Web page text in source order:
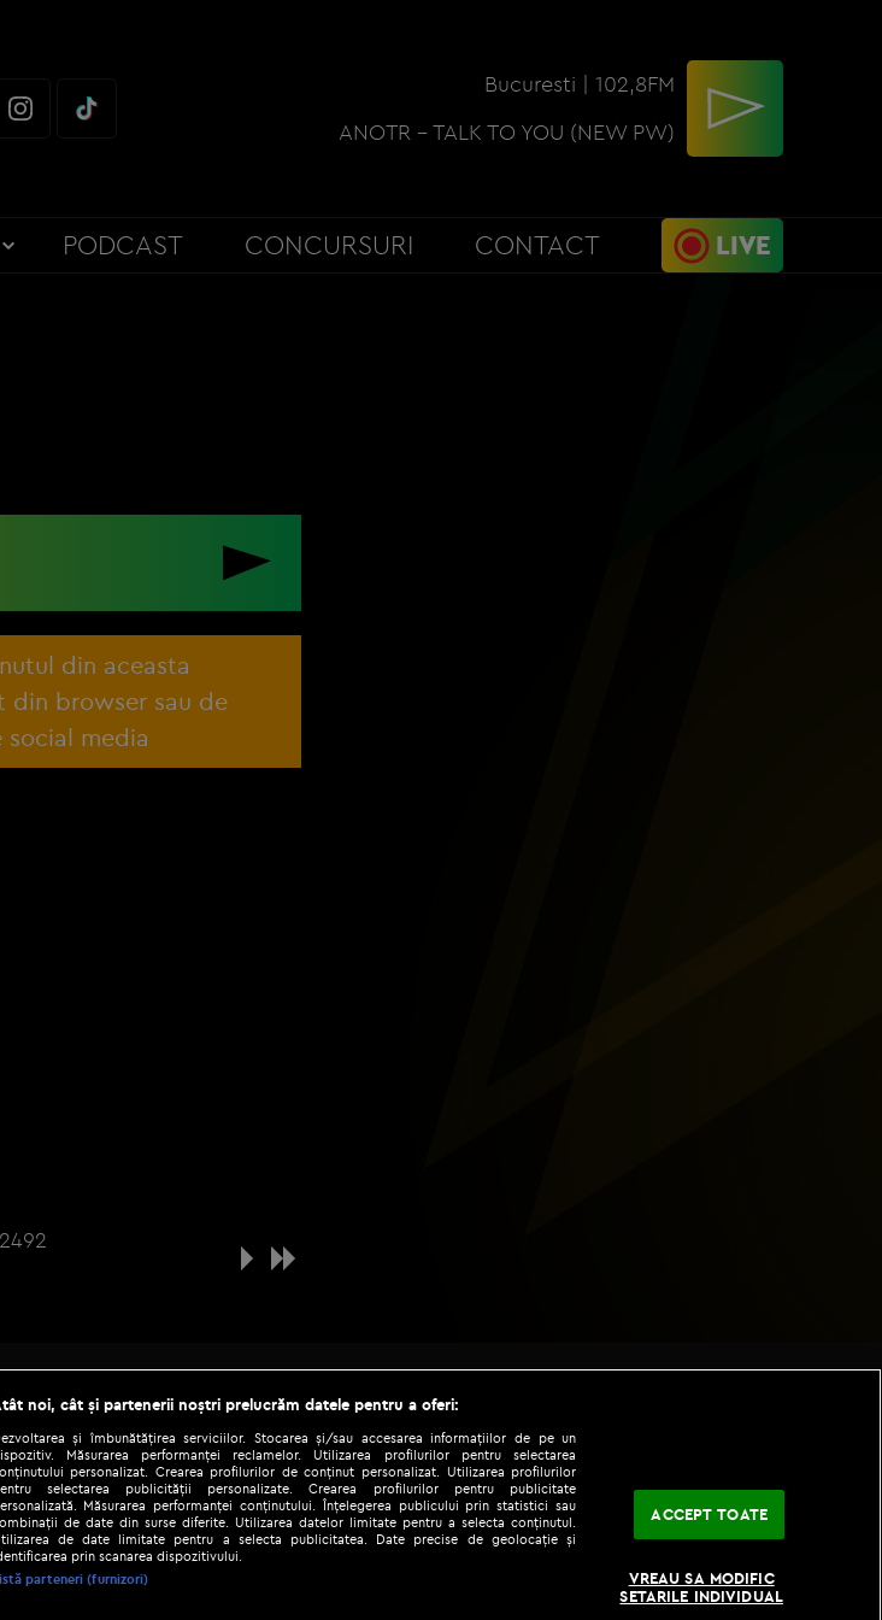
Bucuresti | 102,8FM
ANOTR - TALK TO YOU (NEW PW)
PODCAST CONCURSURI CONTACT LIVE
din aceasta
din browser sau de
media
2492
2026 / DIGI ROMANIA S.A.
confidențialitate|
noi, cât și partenerii noștri prelucrăm datele pentru a oferi:
și îmbunătățirea serviciilor. Stocarea și/sau accesarea informațiilor de pe un
Măsurarea performanței reclamelor. Utilizarea profilurilor pentru selectarea
personalizat. Crearea profilurilor de conținut personalizat. Utilizarea profilurilor
selectarea publicității personalizate. Crearea profilurilor pentru publicitate
Măsurarea performanței conținutului. Înțelegerea publicului prin statistici sau
de date din surse diferite. Utilizarea datelor limitate pentru a selecta conținutul.
de date limitate pentru a selecta publicitatea. Date precise de geolocație și
prin scanarea dispozitivului.
parteneri (furnizori)
ACCEPT TOATE
VREAU SA MODIFIC
SETARILE INDIVIDUAL